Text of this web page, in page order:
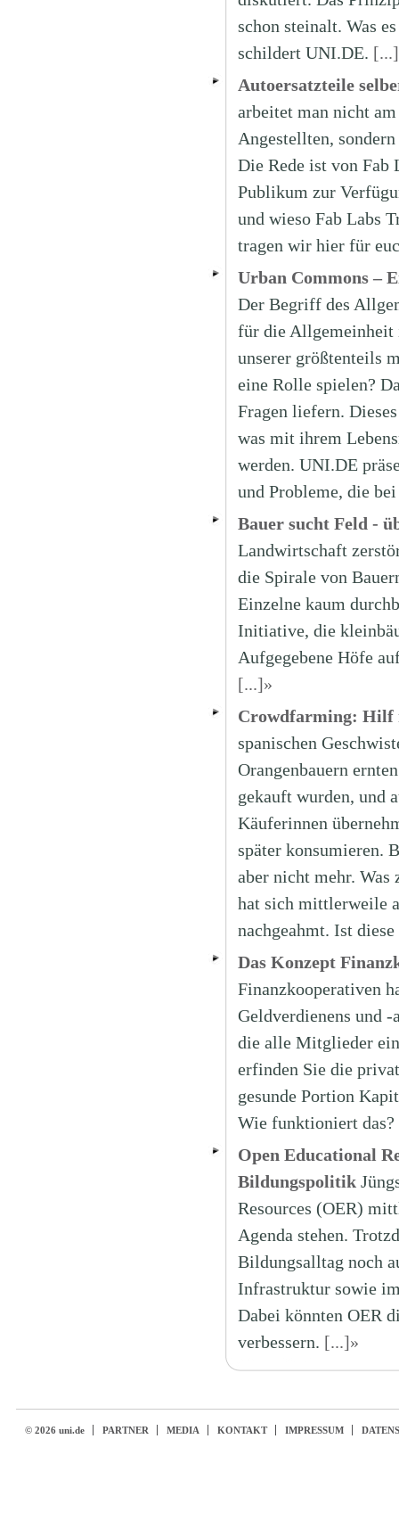
schon steinalt. Was
schildert UNI.DE.
Autoersatzteile
arbeitet man nicht
Angestellten,
Die Rede ist von Fab
Publikum zur
und wieso Fab Labs
tragen wir hier für
Urban Commons –
Der Begriff des
für die Allgemeinheit
unserer größtenteils
eine Rolle spielen?
Fragen liefern.
was mit ihrem
werden. UNI.DE
und Probleme, die
Bauer sucht Feld -
Landwirtschaft
die Spirale von
Einzelne kaum
Initiative, die
Aufgegebene Höfe
[...]»
Crowdfarming: Hilf
spanischen
Orangenbauern
gekauft wurden, und
Käuferinnen
später konsumieren.
aber nicht mehr. Was
hat sich mittlerweile
nachgeahmt. Ist
Das Konzept
Finanzkooperativen
Geldverdienens und
die alle Mitglieder
erfinden Sie die
gesunde Portion
Wie funktioniert das?
Open Educational
Bildungspolitik
Resources (OER)
Agenda stehen.
Bildungsalltag noch
Infrastruktur sowie
Dabei könnten OER
verbessern. [...]»
© 2026 uni.de PARTNER MEDIA KONTAKT IMPRESSUM